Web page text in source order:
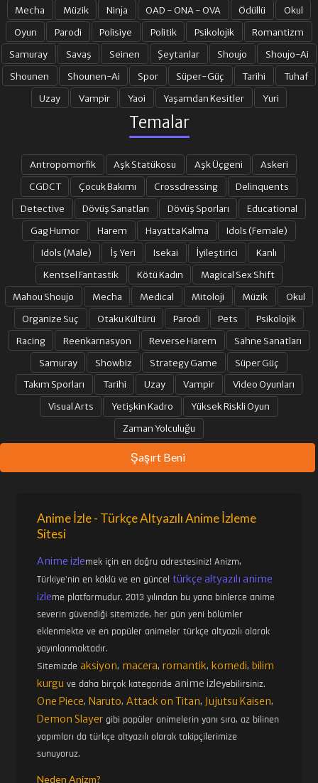
Mecha Müzik Ninja OAD - ONA - OVA Ödüllü
Okul
Oyun
Parodi Polisiye Politik Psikolojik
Romantizm
Samuray
Savaş Seinen Şeytanlar Shoujo
Shoujo-Ai
Shounen
Shounen-Ai Spor Süper-Güç Tarihi
Tuhaf
Uzay
Vampir Yaoi Yaşamdan Kesitler Yuri
Temalar
Antropomorfik Aşk Statükosu Aşk Üçgeni
Askeri
CGDCT
Çocuk Bakımı Crossdressing
Delinquents
Detective
Dövüş Sanatları Dövüş Sporları
Educational
Gag Humor
Harem Hayatta Kalma
Idols (Female)
Idols (Male)
İş Yeri Isekai İyileştirici
Kanlı
Kentsel Fantastik
Kötü Kadın
Magical Sex Shift
Mahou Shoujo
Mecha Medical Mitoloji Müzik
Okul
Organize Suç
Otaku Kültürü Parodi Pets
Psikolojik
Racing
Reenkarnasyon Reverse Harem
Sahne Sanatları
Samuray
Showbiz Strategy Game
Süper Güç
Takım Sporları
Tarihi Uzay Vampir
Video Oyunları
Visual Arts
Yetişkin Kadro
Yüksek Riskli Oyun
Zaman Yolculuğu
Şaşırt Beni
Anime İzle - Türkçe Altyazılı Anime İzleme
Sitesi
Anime izlemek için en doğru adrestesiniz! Anizm,
Türkiye'nin en köklü ve en günceltürkçe altyazılı anime
izleme platformudur. 2013 yılından bu yana binlerce anime
severin güvendiği sitemizde, her gün yeni bölümler
eklenmekte ve en popüler animeler türkçe altyazılı olarak
yayınlanmaktadır.
Sitemizdeaksiyon, macera,romantik, komedi, bilim
kurgu ve daha birçok kategoride anime izleyebilirsiniz.
One Piece, Naruto,Attack on Titan, Jujutsu Kaisen,
Demon Slayer gibi popüler animelerin yanı sıra, az bilinen
yapımları da türkçe altyazılı olarak takipçilerimize
sunuyoruz.
Neden Anizm?